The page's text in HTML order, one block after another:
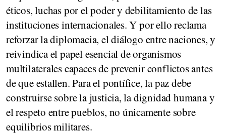
éticos, luchas por el poder y debilitamiento de las
instituciones internacionales. Y por ello reclama
reforzar la diplomacia, el diálogo entre naciones, y
reivindica el papel esencial de organismos
multilaterales capaces de prevenir conflictos antes
de que estallen. Para el pontífice, la paz debe
construirse sobre la justicia, la dignidad humana y
el respeto entre pueblos, no únicamente sobre
equilibrios militares.